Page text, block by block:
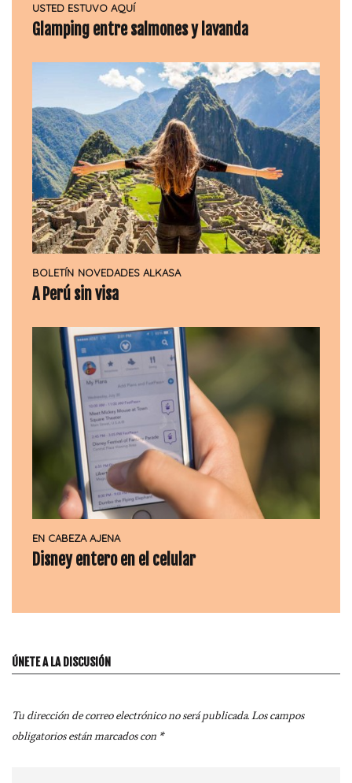
USTED ESTUVO AQUÍ
Glamping entre salmones y lavanda
BOLETÍN NOVEDADES ALKASA
A Perú sin visa
EN CABEZA AJENA
Disney entero en el celular
ÚNETE A LA DISCUSIÓN
Tu dirección de correo electrónico no será publicada.Los campos
obligatorios están marcados con *